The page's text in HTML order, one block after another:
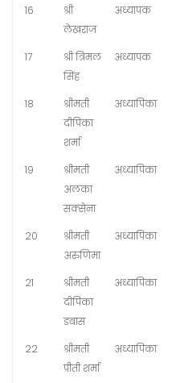
16
श्री
लेखराज
अध्यापक
17
श्री त्रिमल
सिंह
अध्यापक
18
श्रीमती
दीपिका
शर्मा
अध्यापिका
19
श्रीमती
अलका
सक्सेना
अध्यापिका
20
श्रीमती
अरुणिमा
अध्यापिका
21
श्रीमती
दीपिका
डबास
अध्यापिका
22
श्रीमती
प्रीती शर्मा
अध्यापिका